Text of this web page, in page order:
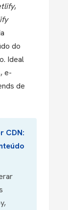
,
do
Ideal
e-
de
CDN: